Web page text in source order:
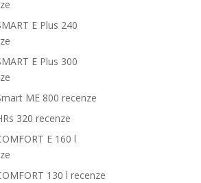
E Plus 240
E Plus 300
ME 800 recenze
320 recenze
E 160 l
130 l recenze